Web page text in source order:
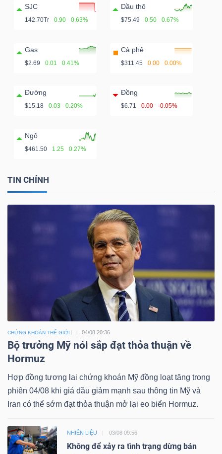
SJC
142.70Tr 0.90 0.63%
Dầu thô
$75.49 0.50 0.67%
Gas
$2.69 0.01 0.41%
Cà phê
$311.45 0.00 0.00%
Đường
$15.18 0.03 0.20%
Đồng
$6.71 0.00 -0.05%
Ngô
$461.50 1.25 0.27%
TIN CHÍNH
CHỨNG KHOÁN THẾ GIỚI 04/08 20:36
Bộ trưởng Mỹ nói sắp đạt thỏa thuận về
Hormuz
Hợp đồng tương lai chứng khoán Mỹ đồng loạt tăng trong
phiên 04/08 khi giá dầu giảm mạnh sau thông tin Mỹ và
Iran có thể sớm đạt thỏa thuận mở lại eo biển Hormuz.
NHIÊN LIỆU 03/08 09:56
Không để xảy ra tình trạng dừng bán